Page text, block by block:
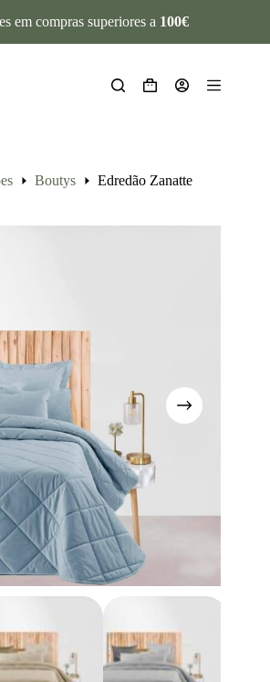
em compras superiores a 100€
Boutys Edredão Zanatte